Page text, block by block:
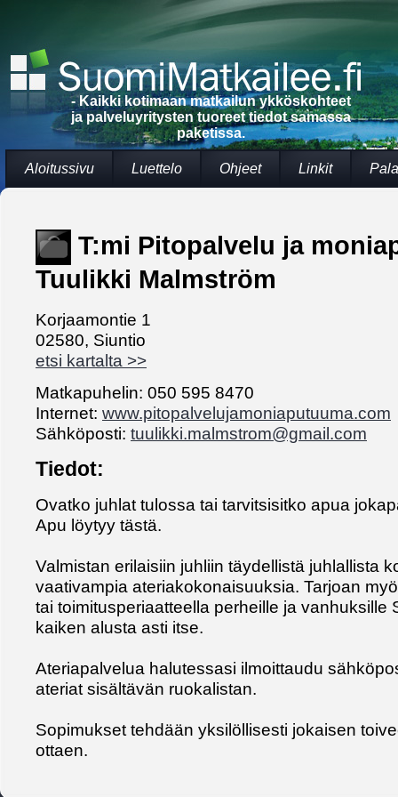
- Kaikki kotimaan matkailun ykköskohteet
ja palveluyritysten tuoreet tiedot samassa
paketissa.
Aloitussivu Luettelo Ohjeet Linkit
T:mi Pitopalvelu ja
Tuulikki Malmström
Korjaamontie 1
02580, Siuntio
etsi kartalta >>
Matkapuhelin: 050 595 8470
Internet: www.pitopalvelujamoniaputuuma.com
Sähköposti: tuulikki.malmstrom@gmail.com
Tiedot:
Ovatko juhlat tulossa tai tarvitsisitko apua
Apu löytyy tästä.
Valmistan erilaisiin juhliin täydellistä juhlallista
vaativampia ateriakokonaisuuksia. Tarjoan
tai toimitusperiaatteella perheille ja vanhuksille
kaiken alusta asti itse.
Ateriapalvelua halutessasi ilmoittaudu
ateriat sisältävän ruokalistan.
Sopimukset tehdään yksilöllisesti jokaisen
ottaen.